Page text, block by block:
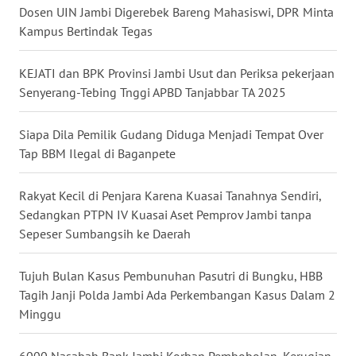
Dosen UIN Jambi Digerebek Bareng Mahasiswi, DPR Minta
Kampus Bertindak Tegas
KEJATI dan BPK Provinsi Jambi Usut dan Periksa pekerjaan
Senyerang-Tebing Tnggi APBD Tanjabbar TA 2025
Siapa Dila Pemilik Gudang Diduga Menjadi Tempat Over
Tap BBM Ilegal di Baganpete
Rakyat Kecil di Penjara Karena Kuasai Tanahnya Sendiri,
Sedangkan PTPN IV Kuasai Aset Pemprov Jambi tanpa
Sepeser Sumbangsih ke Daerah
Tujuh Bulan Kasus Pembunuhan Pasutri di Bungku, HBB
Tagih Janji Polda Jambi Ada Perkembangan Kasus Dalam 2
Minggu
WN
LAMPUNG
WN
NUSANTARA
JOGJA
WN
WN
BALI